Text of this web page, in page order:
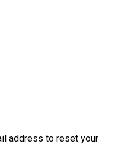
address to reset your